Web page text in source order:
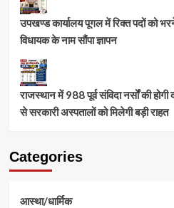
उपखण्ड कार्यालय पूगल में रिक्त पदों को
विधायक के नाम सौंपा ज्ञापन
राजस्थान में 988 पूर्व संविदा नर्सों की होगी
से सरकारी अस्पतालों को मिलेगी बड़ी राहत
Categories
आस्था/धार्मिक